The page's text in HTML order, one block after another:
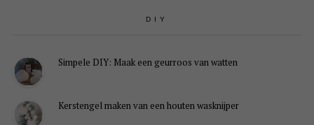
DIY
Simpele DIY: Maak een geurroos van watten
Kerstengel maken van een houten wasknijper